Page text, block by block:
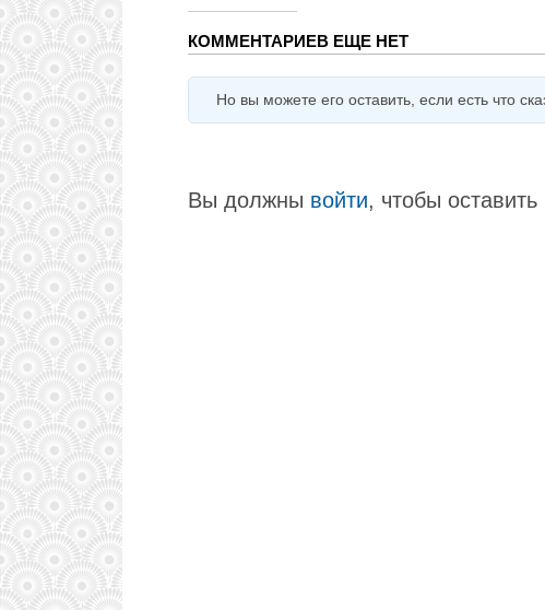
КОММЕНТАРИЕВ ЕЩЕ НЕТ
Но вы можете его оставить, если есть что
Вы должны войти, чтобы